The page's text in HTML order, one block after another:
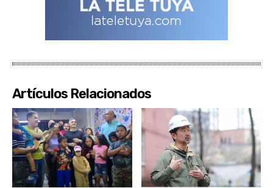
Artículos Relacionados